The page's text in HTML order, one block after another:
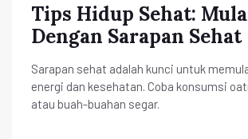
Tips Hidup Sehat:
Dengan Sarapan Sehat
Sarapan sehat adalah kunci untuk
energi dan kesehatan. Coba konsumsi
atau buah-buahan segar.